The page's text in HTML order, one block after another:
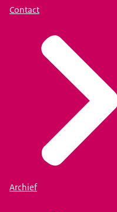
Contact
Archief